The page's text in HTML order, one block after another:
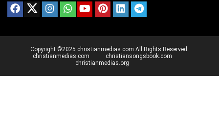
Copyright ©2025 christianmedias.com All Rights Reserved.
christianmedias.com
christiansongsbook.com
christianmedias.org